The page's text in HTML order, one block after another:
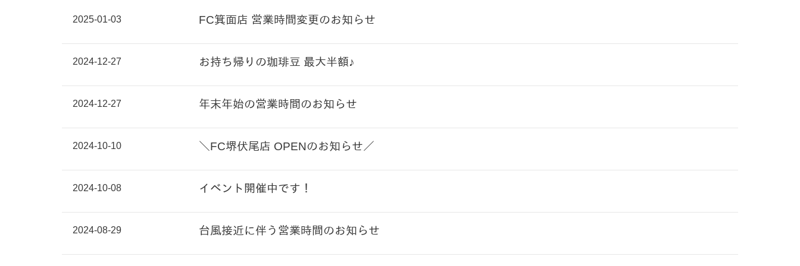
2025-01-03 FC箕面店 営業時間変更のお知らせ
2024-12-27 お持ち帰りの珈琲豆 最大半額♪
2024-12-27 年末年始の営業時間のお知らせ
2024-10-10 ＼FC堺伏尾店 OPENのお知らせ／
2024-10-08 イベント開催中です！
2024-08-29 台風接近に伴う営業時間のお知らせ